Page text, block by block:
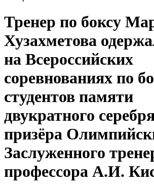
Тренер по боксу
Хузахметова
на Всероссийских
соревнованиях по
студентов памяти
двукратного
призёра
Заслуженного
профессора А.И.